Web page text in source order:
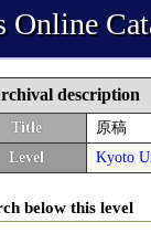
Online
description
Title
原稿
Level
Kyoto
below this level